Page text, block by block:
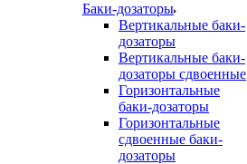
Баки-дозаторы
Вертикальные баки-
дозаторы
Вертикальные баки-
дозаторы сдвоенные
Горизонтальные
баки-дозаторы
Горизонтальные
сдвоенные баки-
дозаторы